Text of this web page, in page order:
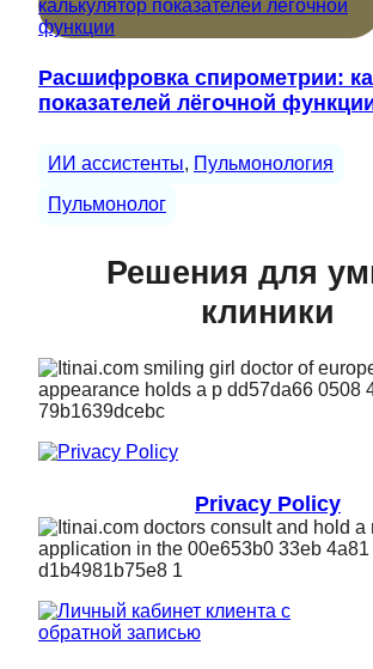
Расшифровка спирометрии:
показателей лёгочной
ИИ ассистенты, Пульмонология
Пульмонолог
Решения для
клиники
Privacy Policy